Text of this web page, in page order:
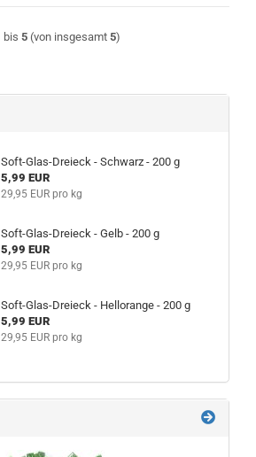
bis 5 (von insgesamt 5)
Soft-Glas-Dreieck - Schwarz - 200 g
5,99 EUR
29,95 EUR pro kg
Soft-Glas-Dreieck - Gelb - 200 g
5,99 EUR
29,95 EUR pro kg
Soft-Glas-Dreieck - Hellorange - 200 g
5,99 EUR
29,95 EUR pro kg